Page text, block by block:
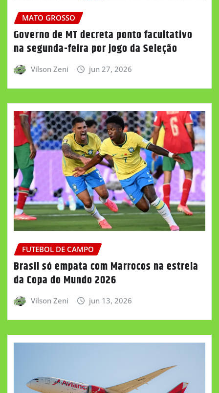
MATO GROSSO
Governo de MT decreta ponto facultativo
na segunda-feira por jogo da Seleção
Vilson Zeni jun 27, 2026
FUTEBOL DE CAMPO
Brasil só empata com Marrocos na estreia
da Copa do Mundo 2026
Vilson Zeni jun 13, 2026